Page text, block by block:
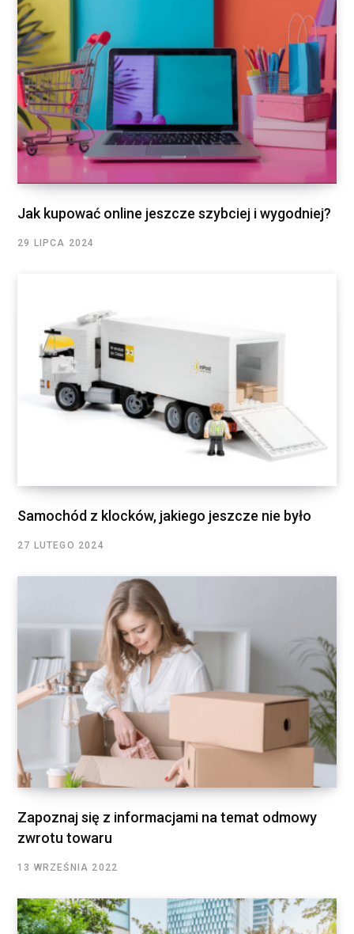
Jak kupować online jeszcze szybciej i wygodniej?
29 LIPCA 2024
Samochód z klocków, jakiego jeszcze nie było
27 LUTEGO 2024
Zapoznaj się z informacjami na temat odmowy
zwrotu towaru
13 WRZEŚNIA 2022